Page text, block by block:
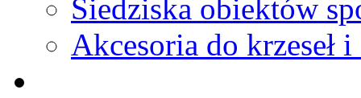
Siedziska obiektów
Akcesoria do krzeseł